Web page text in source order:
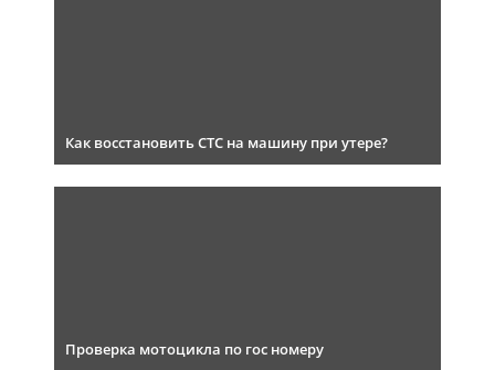
Как восстановить СТС на машину при утере?
Проверка мотоцикла по гос номеру